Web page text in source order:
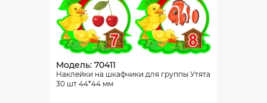
Модель: 70411
Наклейки на шкафчики для группы Утята
30 шт 44*44 мм